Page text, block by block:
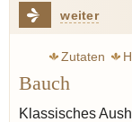
weiter
Zutaten
Bauch
Klassisches